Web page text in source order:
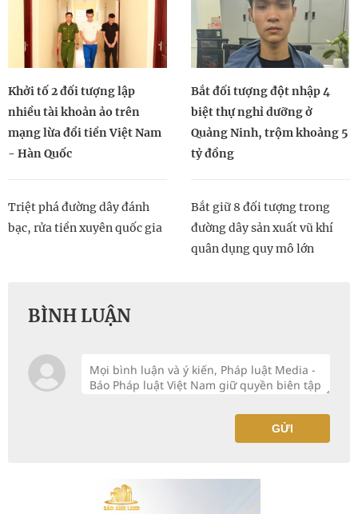
Khởi tố 2 đối tượng lập
nhiều tài khoản ảo trên
mạng lừa đổi tiền Việt Nam
- Hàn Quốc
Bắt đối tượng đột nhập 4
biệt thự nghỉ dưỡng ở
Quảng Ninh, trộm khoảng 5
tỷ đồng
Triệt phá đường dây đánh
bạc, rửa tiền xuyên quốc gia
Bắt giữ 8 đối tượng trong
đường dây sản xuất vũ khí
quân dụng quy mô lớn
BÌNH LUẬN
GỬI